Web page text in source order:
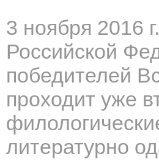
3 ноября 2016
Российской
победителей
проходит уже
литературно